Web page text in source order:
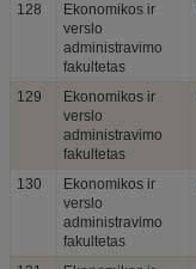
128
Ekonomikos ir
verslo
administravimo
fakultetas
129
Ekonomikos ir
verslo
administravimo
fakultetas
130
Ekonomikos ir
verslo
administravimo
fakultetas